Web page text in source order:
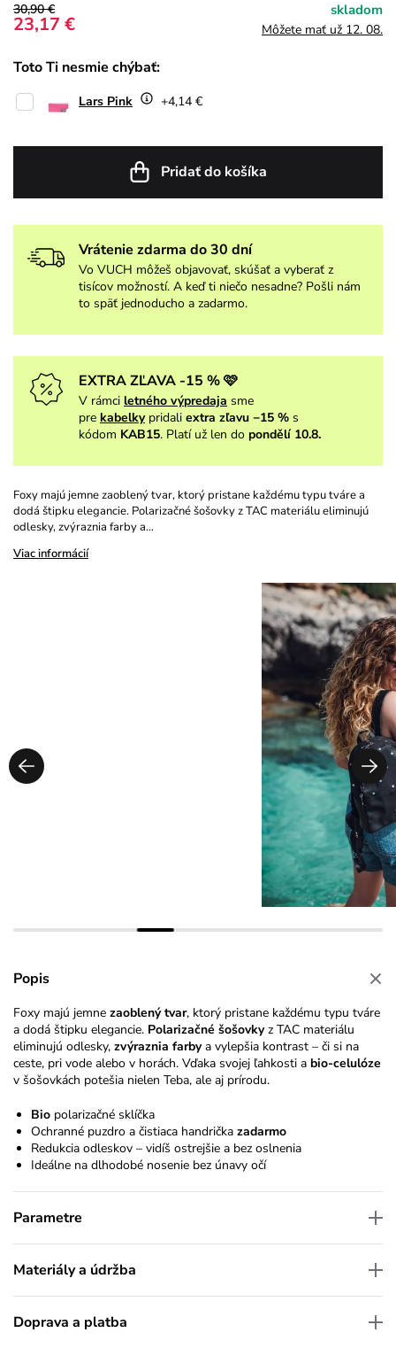
30,90 €
23,17 €
skladom
Môžete mať už 12. 08.
Toto Ti nesmie chýbať:
Lars Pink +4,14 €
Pridať do košíka
Vrátenie zdarma do 30 dní
Vo VUCH môžeš objavovať, skúšať a vyberať z
tisícov možností. A keď ti niečo nesadne? Pošli nám
to späť jednoducho a zadarmo.
EXTRA ZĽAVA -15 % 🩷
V rámci letného výpredaja sme
pre kabelky pridali extra zľavu −15 % s
kódom KAB15. Platí už len do pondělí 10.8.
Foxy majú jemne zaoblený tvar, ktorý pristane každému typu tváre a
dodá štipku elegancie. Polarizačné šošovky z TAC materiálu eliminujú
odlesky, zvýraznia farby a…
Viac informácií
Popis
Foxy majú jemne zaoblený tvar, ktorý pristane každému typu tváre
a dodá štipku elegancie. Polarizačné šošovkyz TAC materiálu
eliminujú odlesky, zvýraznia farbya vylepšia kontrast – či si na
ceste, pri vode alebo v horách. Vďaka svojej ľahkosti a bio-celulóze
v šošovkách potešia nielen Teba, ale aj prírodu.
Bio polarizačné sklíčka
Ochranné puzdro a čistiaca handrička zadarmo
Redukcia odleskov – vidíš ostrejšie a bez oslnenia
Ideálne na dlhodobé nosenie bez únavy očí
Parametre
Materiály a údržba
Doprava a platba